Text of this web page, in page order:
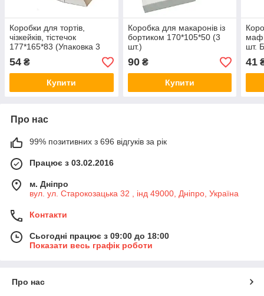
Коробки для тортів,
чізкейків, тістечок
177*165*83 (Упаковка 3
шт.)
54 ₴
Купити
Коробка для макаронів із
бортиком 170*105*50 (3
шт.)
90₴
Купити
шт.
шт.)
41
Про нас
99% позитивних з 696 відгуків за рік
Працює з 03.02.2016
м. Дніпро
вул. ул. Старокозацька 32 , інд 49000, Дніпро, Україна
Контакти
Сьогодні працює з 09:00 до 18:00
Показати весь графік роботи
Про нас